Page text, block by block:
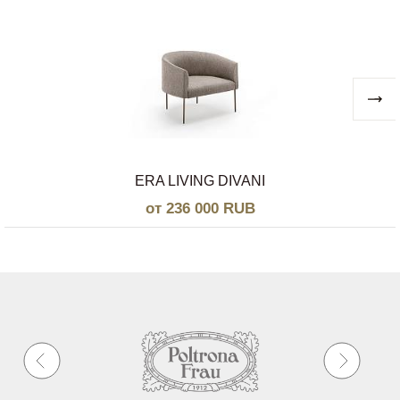
ERA LIVING DIVANI
от 236 000 RUB